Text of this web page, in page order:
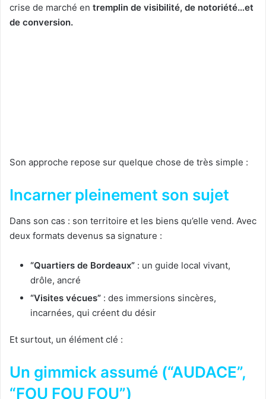
crise de marché en tremplin de visibilité, de notoriété…et
de conversion.
Son approche repose sur quelque chose de très simple :
Incarner pleinement son sujet
Dans son cas : son territoire et les biens qu’elle vend. Avec
deux formats devenus sa signature :
“Quartiers de Bordeaux” : un guide local vivant,
drôle, ancré
“Visites vécues” : des immersions sincères,
incarnées, qui créent du désir
Et surtout, un élément clé :
Un gimmick assumé (“AUDACE”,
“FOU FOU FOU”)